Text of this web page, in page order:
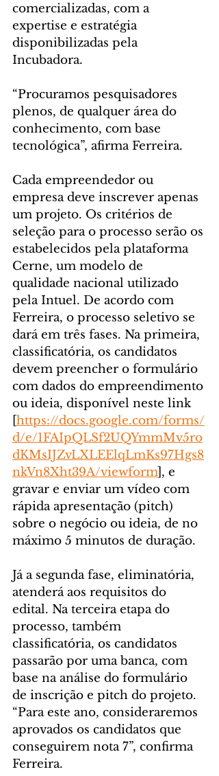
comercializadas, com a
expertise e estratégia
disponibilizadas pela
Incubadora.
“Procuramos pesquisadores
plenos, de qualquer área do
conhecimento, com base
tecnológica”, afirma Ferreira.
Cada empreendedor ou
empresa deve inscrever apenas
um projeto. Os critérios de
seleção para o processo serão os
estabelecidos pela plataforma
Cerne, um modelo de
qualidade nacional utilizado
pela Intuel. De acordo com
Ferreira, o processo seletivo se
dará em três fases. Na primeira,
classificatória, os candidatos
devem preencher o formulário
com dados do empreendimento
ou ideia, disponível neste link
[https://docs.google.com/forms/
d/e/1FAIpQLSf2UQYmmMv5ro
dKMsIJZvLXLEElqLmKs97Hgs8
nkVn8Xht39A/viewform], e
gravar e enviar um vídeo com
rápida apresentação (pitch)
sobre o negócio ou ideia, de no
máximo 5 minutos de duração.
Já a segunda fase, eliminatória,
atenderá aos requisitos do
edital. Na terceira etapa do
processo, também
classificatória, os candidatos
passarão por uma banca, com
base na análise do formulário
de inscrição e pitch do projeto.
“Para este ano, consideraremos
aprovados os candidatos que
conseguirem nota 7”, confirma
Ferreira.